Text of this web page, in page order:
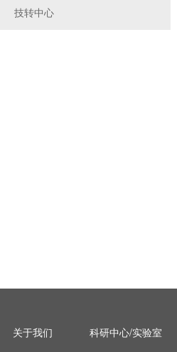
技转中心
关于我们 科研中心/实验室